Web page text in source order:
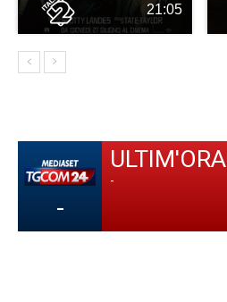
21:05
-
ULTIM'ORA
-